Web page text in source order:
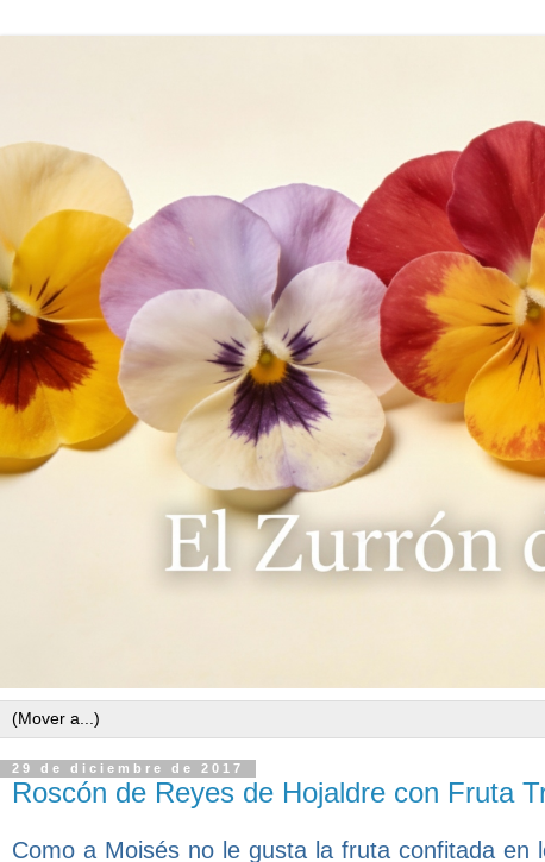
29 de diciembre de 2017
Roscón de Reyes de Hojaldre con Fruta
Como a Moisés no le gusta la fruta confitada